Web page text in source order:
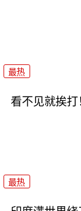
最热
看不见就挨
最热